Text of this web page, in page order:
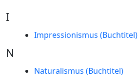
I
Impressionismus (Buchtitel)
N
Naturalismus (Buchtitel)